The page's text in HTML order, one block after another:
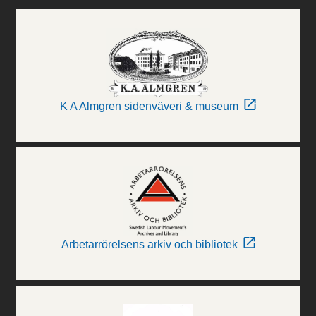
K A Almgren sidenväveri & museum
Arbetarrörelsens arkiv och bibliotek